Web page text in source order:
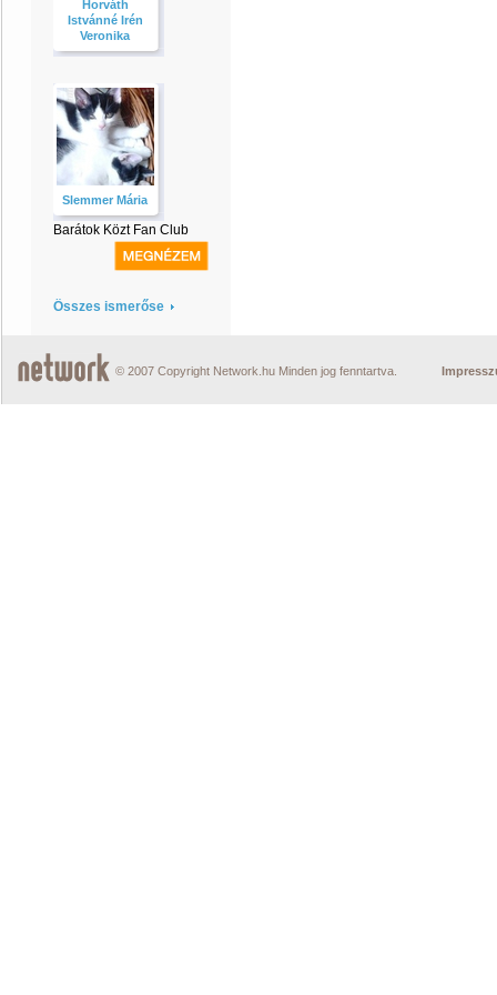
Horváth
Istvánné Irén
Veronika
Slemmer Mária
Barátok Közt Fan Club
Összes ismerőse
© 2007 Copyright Network.hu Minden jog fenntartva.